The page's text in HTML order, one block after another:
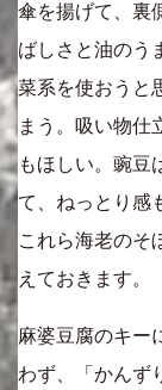
傘を揚げて、裏
ばしさと油のう
菜系を使おうと
まう。吸い物仕
もほしい。豌豆
て、ねっとり感
これら海老のそ
えておきます。
麻婆豆腐のキー
わず、「かんず